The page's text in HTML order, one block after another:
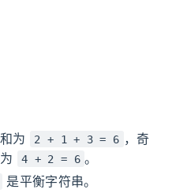
为 2 + 1 + 3 = 6 ，奇
4 + 2 = 6 。
是平衡字符串。